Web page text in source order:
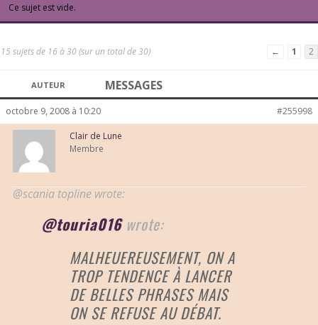
Ce sujet est vide.
15 sujets de 16 à 30 (sur un total de 30) ← 1 2
AUTEUR MESSAGES
octobre 9, 2008 à 10:20 #255998
Clair de Lune
Membre
@scania topline wrote:
@touria016wrote:
MALHEUEREUSEMENT, ON A
TROP TENDENCE À LANCER
DE BELLES PHRASES MAIS
ON SE REFUSE AU DÉBAT.